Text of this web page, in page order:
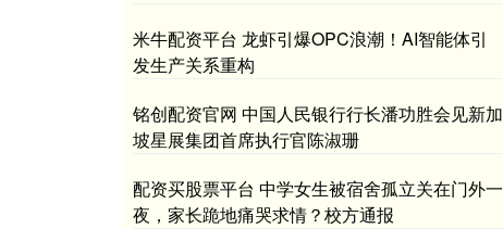
米牛配资平台 龙虾引爆OPC浪潮！AI智能体引
发生产关系重构
铭创配资官网 中国人民银行行长潘功胜会见新加
坡星展集团首席执行官陈淑珊
配资买股票平台 中学女生被宿舍孤立关在门外一
夜，家长跪地痛哭求情？校方通报